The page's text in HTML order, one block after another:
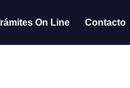
On Line Contacto